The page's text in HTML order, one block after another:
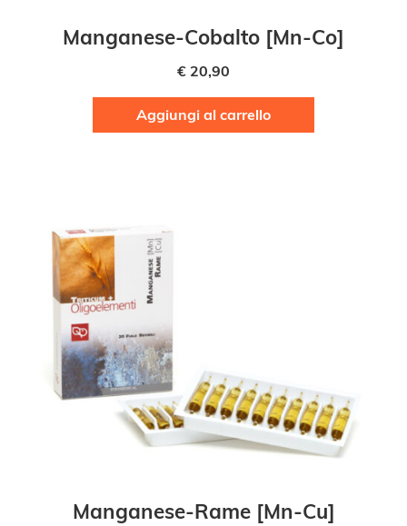
Manganese-Cobalto [Mn-Co]
€ 20,90
Aggiungi al carrello
Manganese-Rame [Mn-Cu]